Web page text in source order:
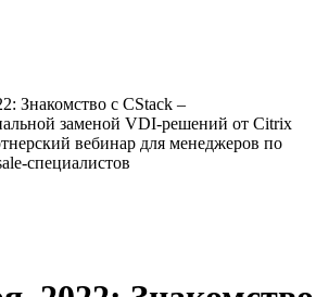
Знакомство с CStack –
заменой VDI-решений от Citrix
вебинар для менеджеров по
специалистов